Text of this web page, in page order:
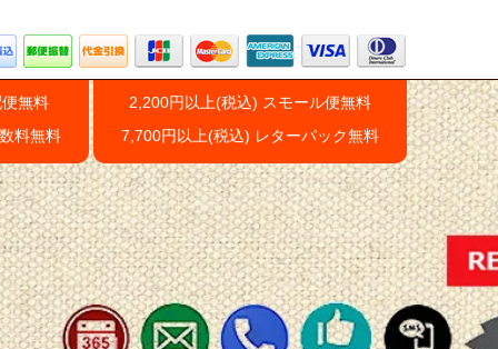
無料
料無料
2,200円以上(税込) スモール便無料
7,700円以上(税込) レターパック無料